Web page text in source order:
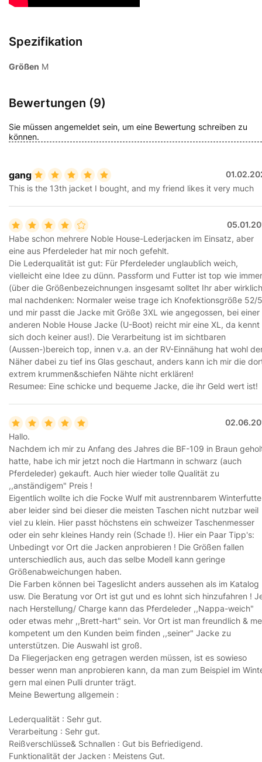
Spezifikation
Größen M
Bewertungen (9)
Sie müssen angemeldet sein, um eine Bewertung schreiben zu
können.
gang
This is the 13th jacket I bought, and my friend likes it very much
Habe schon mehrere Noble House-Lederjacken im Einsatz, aber
eine aus Pferdeleder hat mir noch gefehlt.
Die Lederqualität ist gut: Für Pferdeleder unglaublich weich,
vielleicht eine Idee zu dünn. Passform und Futter ist top wie immer
(über die Größenbezeichnungen insgesamt solltet Ihr aber wirklich
mal nachdenken: Normaler weise trage ich Knofektionsgröße 52/
und mir passt die Jacke mit Größe 3XL wie angegossen, bei einer
anderen Noble House Jacke (U-Boot) reicht mir eine XL, da kennt
sich doch keiner aus!). Die Verarbeitung ist im sichtbaren
(Aussen-)bereich top, innen v.a. an der RV-Einnähung hat wohl
Näher dabei zu tief ins Glas geschaut, anders kann ich mir die
extrem krummen&schiefen Nähte nicht erklären!
Resumee: Eine schicke und bequeme Jacke, die ihr Geld wert ist!
Hallo.
Nachdem ich mir zu Anfang des Jahres die BF-109 in Braun
hatte, habe ich mir jetzt noch die Hartmann in schwarz (auch
Pferdeleder) gekauft. Auch hier wieder tolle Qualität zu
,,anständigem" Preis !
Eigentlich wollte ich die Focke Wulf mit austrennbarem
aber leider sind bei dieser die meisten Taschen nicht nutzbar weil
viel zu klein. Hier passt höchstens ein schweizer Taschenmesser
oder ein sehr kleines Handy rein (Schade !). Hier ein Paar Tipp's:
Unbedingt vor Ort die Jacken anprobieren ! Die Größen fallen
unterschiedlich aus, auch das selbe Modell kann geringe
Größenabweichungen haben.
Die Farben können bei Tageslicht anders aussehen als im Katalog
usw. Die Beratung vor Ort ist gut und es lohnt sich hinzufahren !
nach Herstellung/ Charge kann das Pferdeleder ,,Nappa-weich"
oder etwas mehr ,,Brett-hart" sein. Vor Ort ist man freundlich &
kompetent um den Kunden beim finden ,,seiner" Jacke zu
unterstützen. Die Auswahl ist groß.
Da Fliegerjacken eng getragen werden müssen, ist es sowieso
besser wenn man anprobieren kann, da man zum Beispiel im
gern mal einen Pulli drunter trägt.
Meine Bewertung allgemein :
Lederqualität : Sehr gut.
Verarbeitung : Sehr gut.
Reißverschlüsse& Schnallen : Gut bis Befriedigend.
Funktionalität der Jacken : Meistens Gut.